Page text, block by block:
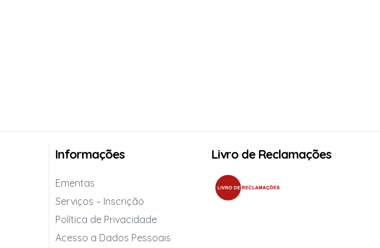
Informações
Ementas
Serviços – Inscrição
Política de Privacidade
Acesso a Dados Pessoais
Livro de Reclamações